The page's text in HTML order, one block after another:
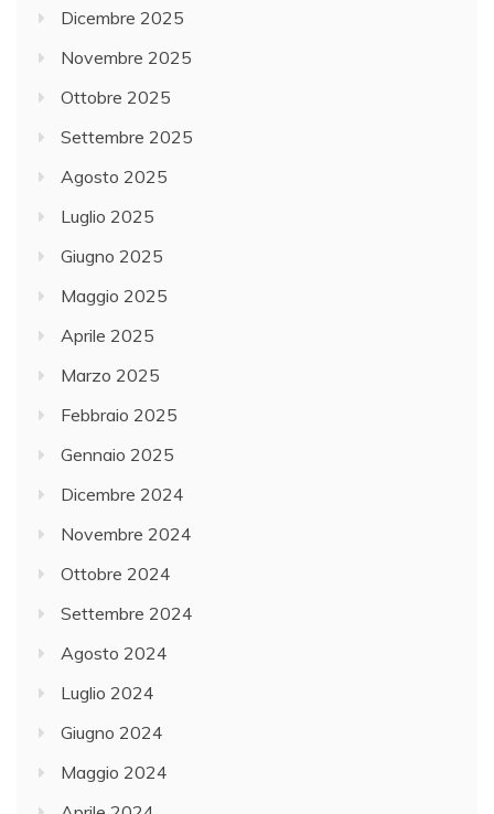
Dicembre 2025
Novembre 2025
Ottobre 2025
Settembre 2025
Agosto 2025
Luglio 2025
Giugno 2025
Maggio 2025
Aprile 2025
Marzo 2025
Febbraio 2025
Gennaio 2025
Dicembre 2024
Novembre 2024
Ottobre 2024
Settembre 2024
Agosto 2024
Luglio 2024
Giugno 2024
Maggio 2024